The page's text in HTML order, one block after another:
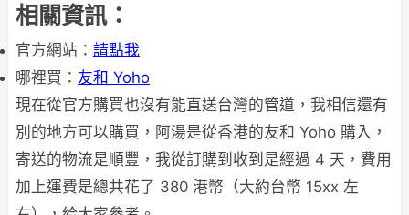
相關資訊：
官方網站： 請點我
哪裡買： 友和 Yoho
現在從官方購買也沒有能直送台灣的管道，我相信還有
別的地方可以購買，阿湯是從香港的友和 Yoho 購入，
寄送的物流是順豐，我從訂購到收到是經過 4 天，費用
加上運費是總共花了 380 港幣（大約台幣 15xx 左